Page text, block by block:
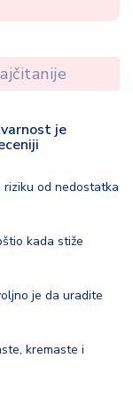
je
od nedostatka
kada stiže
je da uradite
kremaste i